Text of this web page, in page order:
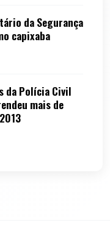
da Segurança
capixaba
da Polícia Civil
mais de